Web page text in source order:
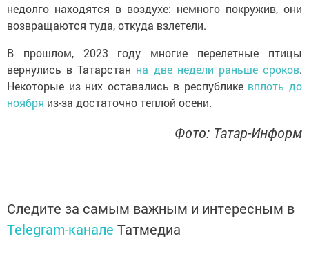
недолго находятся в воздухе: немного покружив, они
возвращаются туда, откуда взлетели.
В прошлом, 2023 году многие перелетные птицы
вернулись в Татарстан на две недели раньше сроков.
Некоторые из них оставались в республике вплоть до
ноября из-за достаточно теплой осени.
Фото: Татар-Информ
Следите за самым важным и интересным в
Telegram-канале Татмедиа